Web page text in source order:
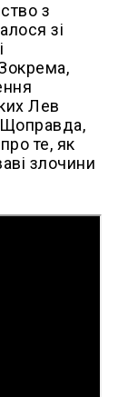
з
зі
Лев
Щоправда,
те, як
злочини